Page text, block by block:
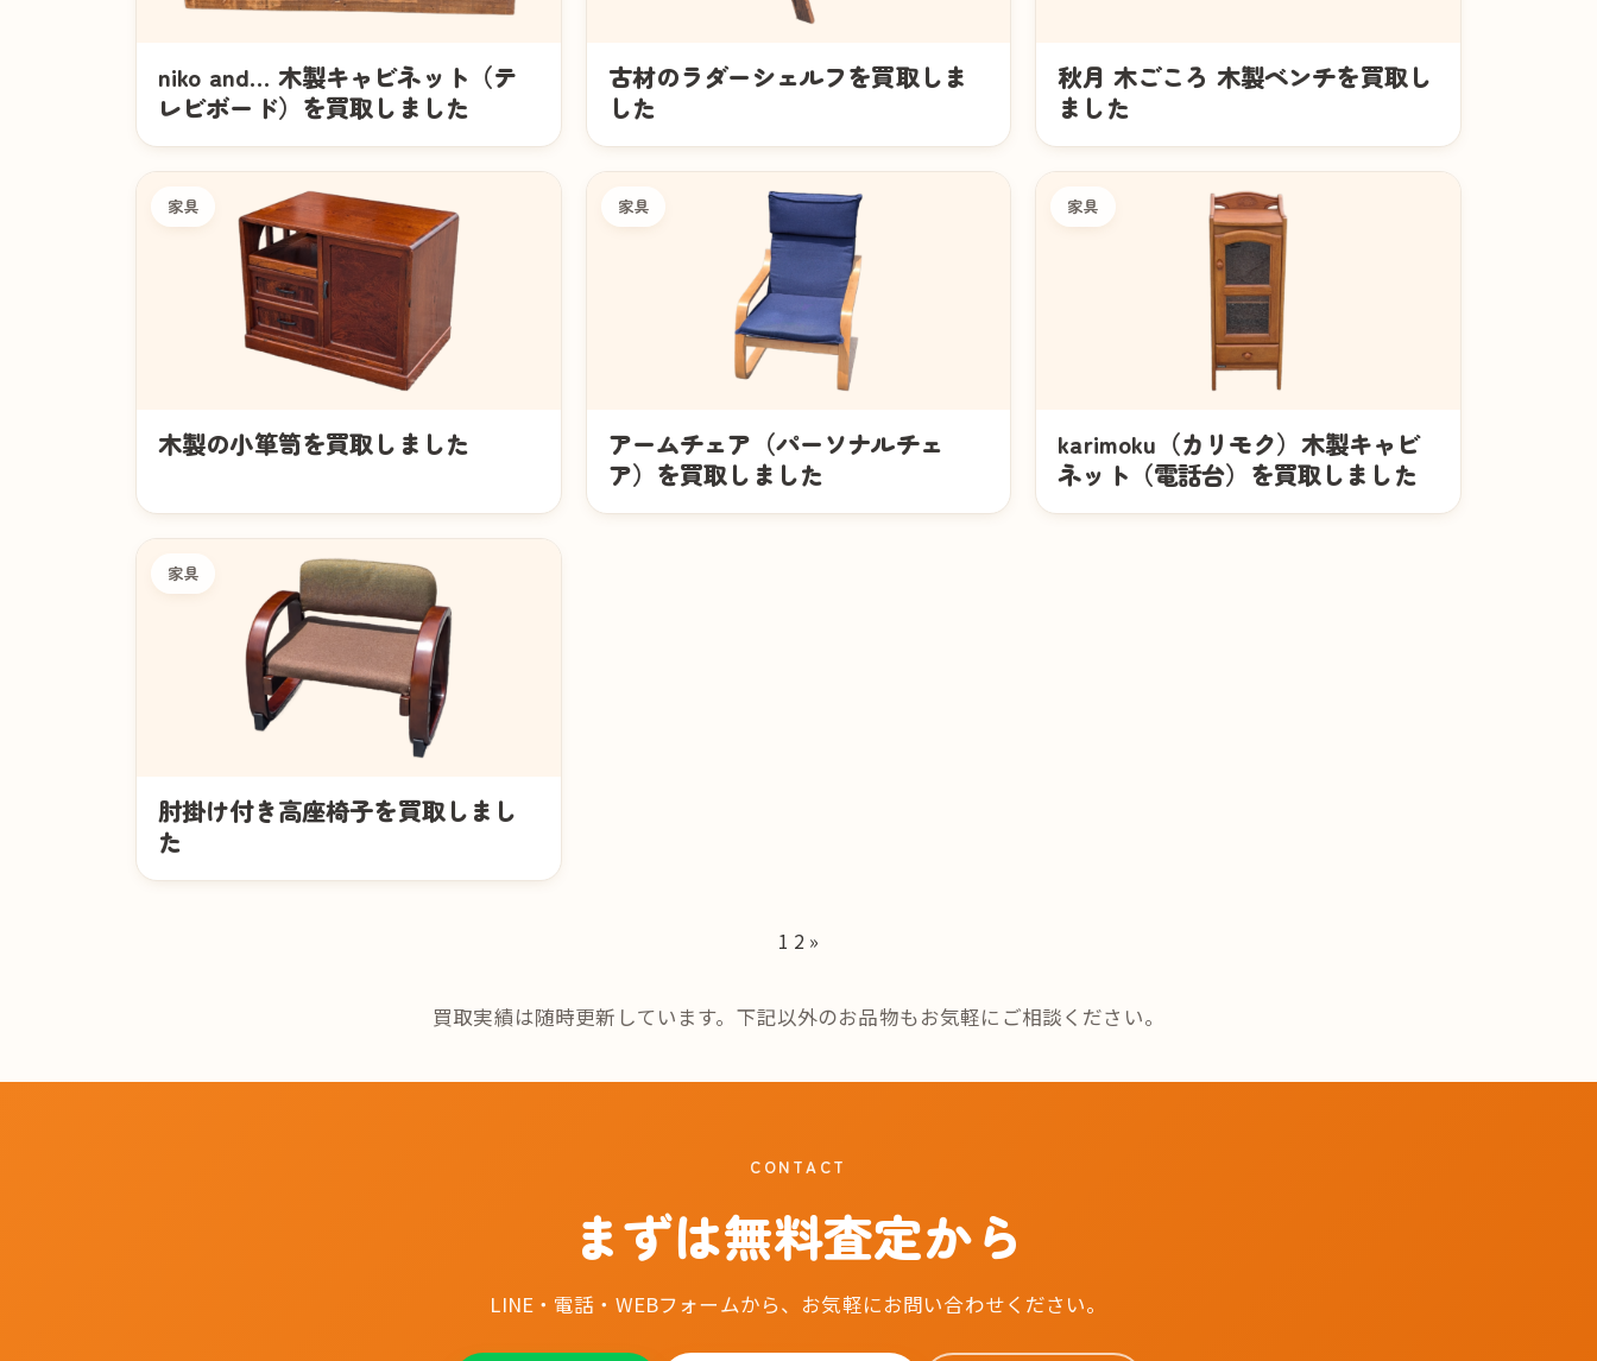
niko and… 木製キャビネット（テ
レビボード）を買取しました
古材のラダーシェルフを買取しま
した
秋月 木ごころ 木製ベンチを買取し
ました
家具
木製の小箪笥を買取しました
家具
アームチェア（パーソナルチェ
ア）を買取しました
家具
karimoku（カリモク）木製キャビ
ネット（電話台）を買取しました
家具
肘掛け付き高座椅子を買取しまし
た
1 2 »
買取実績は随時更新しています。下記以外のお品物もお気軽にご相談ください。
CONTACT
まずは無料査定から
LINE・電話・WEBフォームから、お気軽にお問い合わせください。